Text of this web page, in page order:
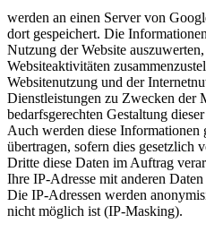
werden an einen Server von
dort gespeichert. Die
Nutzung der Website
Websiteaktivitäten
Websitenutzung und der
Dienstleistungen zu Zwecken der
bedarfsgerechten Gestaltung
Auch werden diese Informationen
übertragen, sofern dies gesetzlich
Dritte diese Daten im Auftrag
Ihre IP-Adresse mit anderen
Die IP-Adressen werden
nicht möglich ist (IP-Masking).